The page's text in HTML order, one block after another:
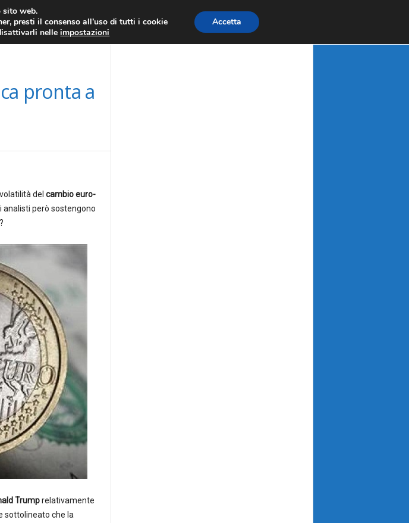
FOREX TRADING
FOREX NEWS
pronta a
del cambio euro-
però sostengono
Trumprelativamente
sottolineato che la
sito web.
presti il consenso all’uso di tutti i cookie
nelleimpostazioni
Accetta